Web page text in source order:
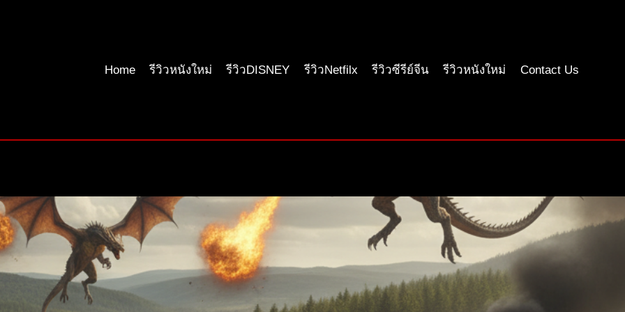
Home
รีวิวหนังใหม่ รีวิวDISNEY รีวิวNetfilx รีวิวซีรีย์จีน รีวิวหนังใหม่ Contact Us